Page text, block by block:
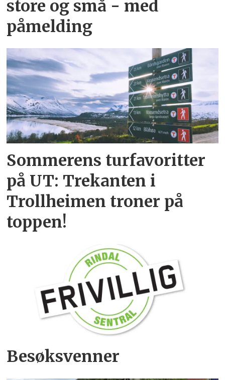
store og små - med
påmelding
Sommerens turfavoritter
på UT: Trekanten i
Trollheimen troner på
toppen!
Besøksvenner